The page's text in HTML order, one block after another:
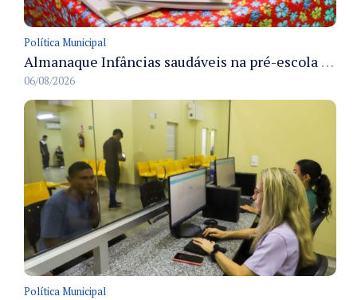
Política Municipal
Almanaque Infâncias saudáveis na pré-escola é lançado pela Semed para apoiar hábitos alimentares na rede municipal
06/08/2026
Política Municipal